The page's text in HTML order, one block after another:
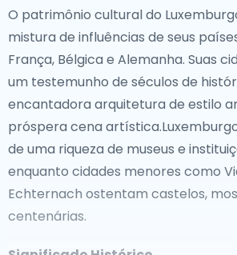
O patrimônio cultural do
mistura de influências de seus
França, Bélgica e Alemanha. Suas
um testemunho de séculos de
encantadora arquitetura de estilo
próspera cena
de uma riqueza de museus e
enquanto cidades menores como
Echternach ostentam castelos,
centenárias.